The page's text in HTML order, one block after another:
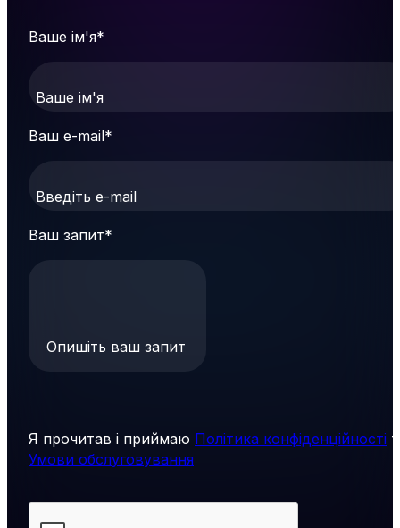
Ваше ім'я*
Ваше ім'я
Ваш e-mail*
Введіть e-mail
Ваш запит*
Опишіть ваш запит
Я прочитав і приймаю Політика конфіденційності
Умови обслуговування